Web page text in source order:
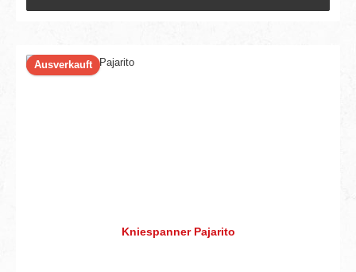
Ausverkauft
Kniespanner Pajarito